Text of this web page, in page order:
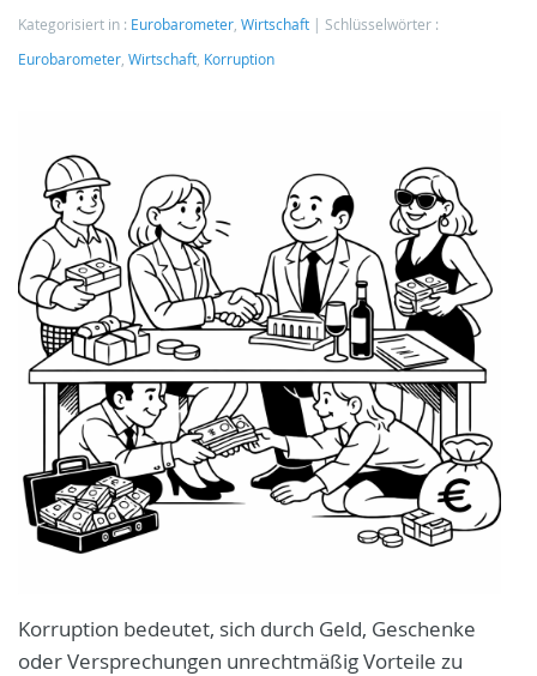
Kategorisiert in : Eurobarometer Wirtschaft
Schlüsselwörter :
Eurobarometer Wirtschaft Korruption
Korruption bedeutet, sich durch Geld, Geschenke
oder Versprechungen unrechtmäßig Vorteile zu